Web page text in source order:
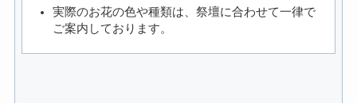
実際のお花の色や種類は、祭壇に合わせて一律で
ご案内しております。